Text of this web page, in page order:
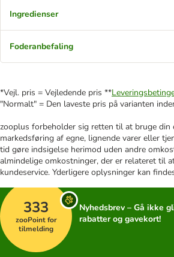
Ingredienser
Foderanbefaling
*Vejl. pris = Vejledende pris **
"Normalt" = Den laveste pris på varianten
zooplus forbeholder sig retten til at bruge din
markedsføring af egne, lignende varer eller
tid gøre indsigelse herimod uden andre
almindelige omkostninger, der er relateret til
kundeservice. Yderligere oplysninger kan
333
zooPoint for
tilmelding
Nyhedsbrev – Gå ikke
rabatter og gavekort!